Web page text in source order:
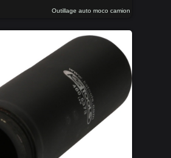
Outillage auto moco camion